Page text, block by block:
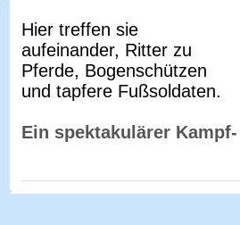
Hier treffen sie
aufeinander, Ritter zu
Pferde, Bogenschützen
und tapfere Fußsoldaten.
Ein spektakulärer